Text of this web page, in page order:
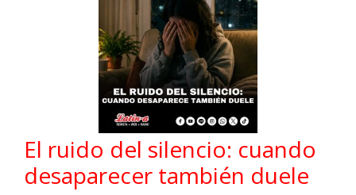
El ruido del silencio: cuando
desaparecer también duele